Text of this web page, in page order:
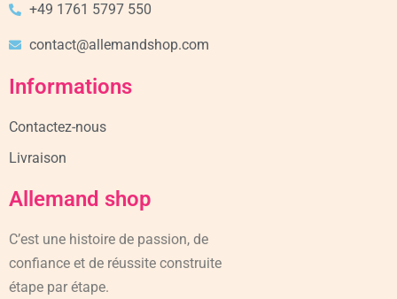
+49 1761 5797 550
contact@allemandshop.com
Informations
Contactez-nous
Livraison
Allemand shop
C’est une histoire de passion, de
confiance et de réussite construite
étape par étape.